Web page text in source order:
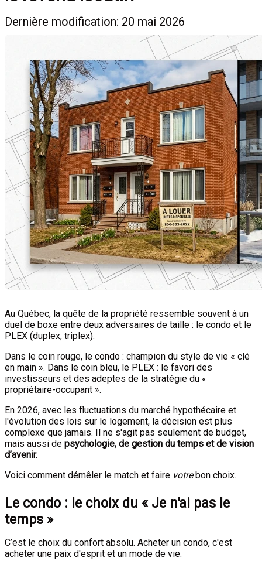
Dernière modification: 20 mai 2026
Au Québec, la quête de la propriété ressemble souvent à un
duel de boxe entre deux adversaires de taille : le condo et le
PLEX (duplex, triplex).
Dans le coin rouge, le condo : champion du style de vie « clé
en main ». Dans le coin bleu, le PLEX : le favori des
investisseurs et des adeptes de la stratégie du «
propriétaire-occupant ».
En 2026, avec les fluctuations du marché hypothécaire et
l'évolution des lois sur le logement, la décision est plus
complexe que jamais. Il ne s'agit pas seulement de budget,
mais aussi de psychologie, de gestion du temps et de vision
d’avenir.
Voici comment démêler le match et faire votrebon choix.
Le condo : le choix du « Je n'ai pas le
temps »
C’est le choix du confort absolu. Acheter un condo, c'est
acheter une paix d'esprit et un mode de vie.